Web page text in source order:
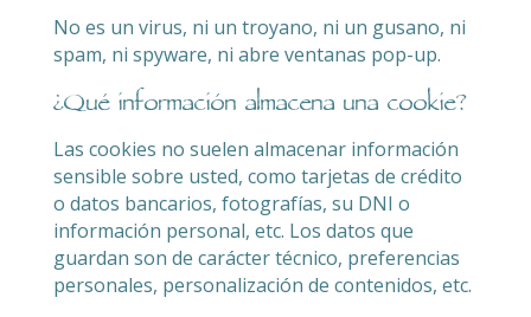
No es un virus, ni un troyano, ni un gusano, ni
spam, ni spyware, ni abre ventanas pop-up.
¿Qué información almacena una cookie?
Las cookies no suelen almacenar información
sensible sobre usted, como tarjetas de crédito
o datos bancarios, fotografías, su DNI o
información personal, etc. Los datos que
guardan son de carácter técnico, preferencias
personales, personalización de contenidos, etc.